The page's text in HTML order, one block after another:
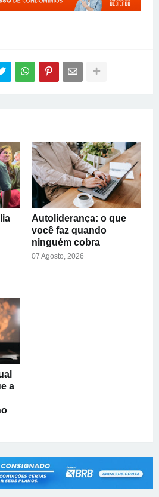
Autoliderança: o que
você faz quando
ninguém cobra
07 Agosto, 2026
a